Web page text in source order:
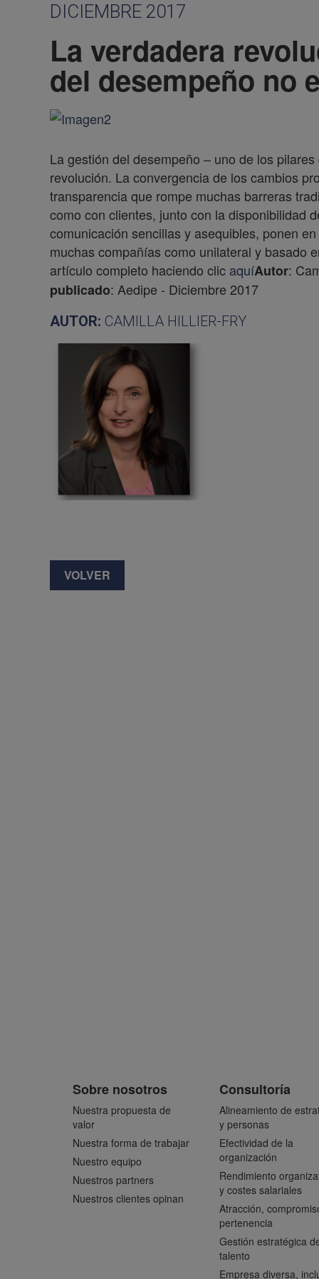
DICIEMBRE 2017
La verdadera
del desempeño no
La gestión del desempeño – uno de los
revolución. La convergencia de los cambios
transparencia que rompe muchas barreras
como con clientes, junto con la disponibilidad
comunicación sencillas y asequibles, ponen
muchas compañías como unilateral y basado
artículo completo haciendo clic aquíAutor:
publicado: Aedipe - Diciembre 2017
AUTOR: CAMILLA HILLIER-FRY
VOLVER
Sobre nosotros
Nuestra propuesta de
valor
Nuestra forma de trabajar
Nuestro equipo
Nuestros partners
Nuestros clientes opinan
Consultoría
Alineamiento de
y personas
Efectividad de la
organización
Rendimiento
y costes salariales
Atracción,
pertenencia
Gestión estratégica
talento
Empresa diversa,